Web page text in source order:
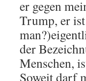
er gegen
Trump, er
der
Menschen,
Soweit darf